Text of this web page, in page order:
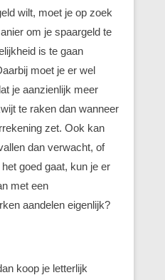
wilt, moet je op zoek
om je spaargeld te
is te gaan
moet je er wel
je aanzienlijk meer
te raken dan wanneer
zet. Ook kan
dan verwacht, of
goed gaat, kun je er
met een
aandelen eigenlijk?
koop je letterlijk